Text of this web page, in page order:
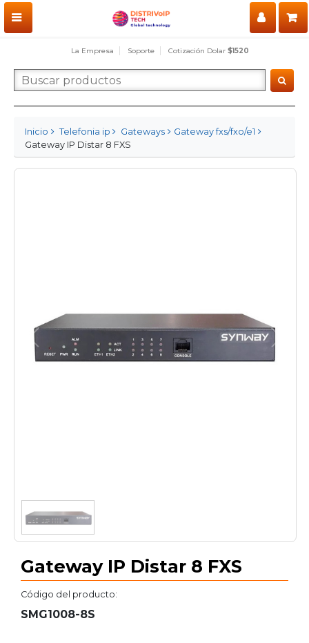
La Empresa Soporte Cotización Dolar $1520
Inicio Telefonia ip Gateways
Gateway fxs/fxo/e1
Gateway IP Distar 8 FXS
Gateway IP Distar 8 FXS
Código del producto:
SMG1008-8S